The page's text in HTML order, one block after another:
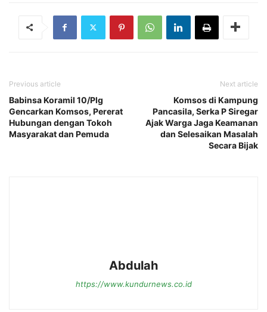
Previous article
Babinsa Koramil 10/Plg
Gencarkan Komsos, Pererat
Hubungan dengan Tokoh
Masyarakat dan Pemuda
Next article
Komsos di Kampung
Pancasila, Serka P Siregar
Ajak Warga Jaga Keamanan
dan Selesaikan Masalah
Secara Bijak
Abdulah
https://www.kundurnews.co.id